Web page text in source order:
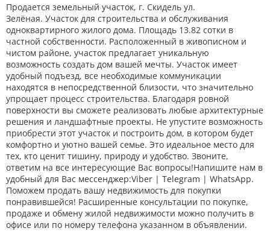
Продается земельный участок, г. Скидель ул.
Зелёная. Участок для строительства и обслуживания
одноквартирного жилого дома. Площадь 13.82 сотки в
частной собственности. Расположенный в живописном и
чистом районе, участок предлагает уникальную
возможность создать дом вашей мечты. Участок имеет
удобный подъезд, все необходимые коммуникации
находятся в непосредственной близости, что значительно
упрощает процесс строительства. Благодаря ровной
поверхности вы сможете реализовать любые архитектурные
решения и ландшафтные проекты. Не упустите возможность
приобрести этот участок и построить дом, в котором будет
комфортно и уютно вашей семье. Это идеальное место для
тех, кто ценит тишину, природу и удобство. Звоните,
ответим на все интересующие Вас вопросы!Напишите нам в
удобный для Вас мессенджер:Viber | Telegram | WhatsApp.
Поможем продать вашу недвижимость для покупки
понравившейся! Расширенные консультации по покупке,
продаже и обмену жилой недвижимости можно получить в
офисе или по номеру телефона указанном в объявлении.